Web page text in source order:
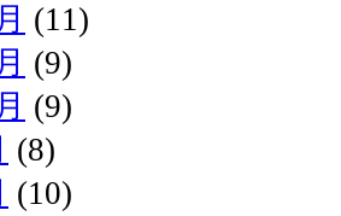
(11)
(9)
(9)
(8)
(10)